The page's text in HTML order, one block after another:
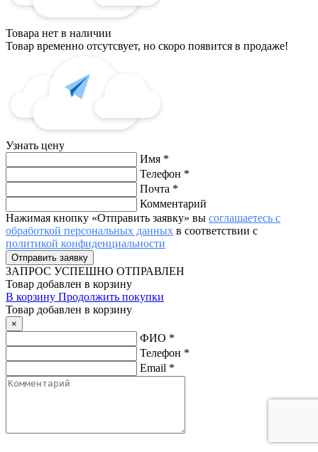
Товара нет в наличии
Товар временно отсутсвует, но скоро появится в продаже!
Узнать цену
Имя *
Телефон *
Почта *
Комментарий
Нажимая кнопку «Отправить заявку» вы соглашаетесь с
обработкой персональных данных в соответствии с
политикой конфиденциальности
ЗАПРОС УСПЕШНО ОТПРАВЛЕН
Товар добавлен в корзину
В корзину Продолжить покупки
Товар добавлен в корзину
×
ФИО *
Телефон *
Email *